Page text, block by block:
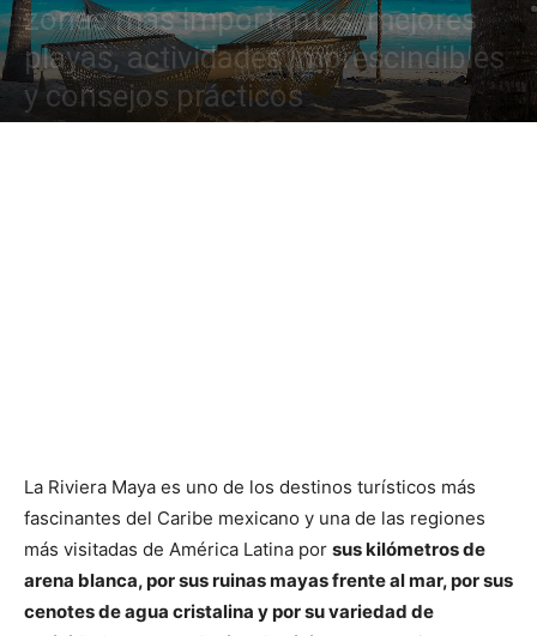
zonas más importantes, mejores
playas, actividades imprescindibles
y consejos prácticos
La Riviera Maya es uno de los destinos turísticos más
fascinantes del Caribe mexicano y una de las regiones
más visitadas de América Latina por sus kilómetros de
arena blanca, por sus ruinas mayas frente al mar, por sus
cenotes de agua cristalina y por su variedad de